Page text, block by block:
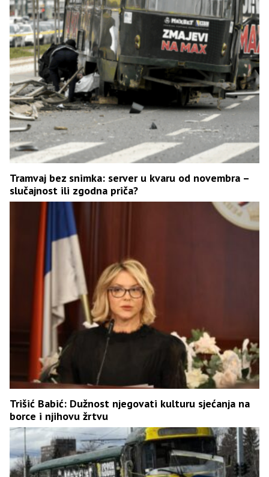
Tramvaj bez snimka: server u kvaru od novembra –
slučajnost ili zgodna priča?
Trišić Babić: Dužnost njegovati kulturu sjećanja na
borce i njihovu žrtvu